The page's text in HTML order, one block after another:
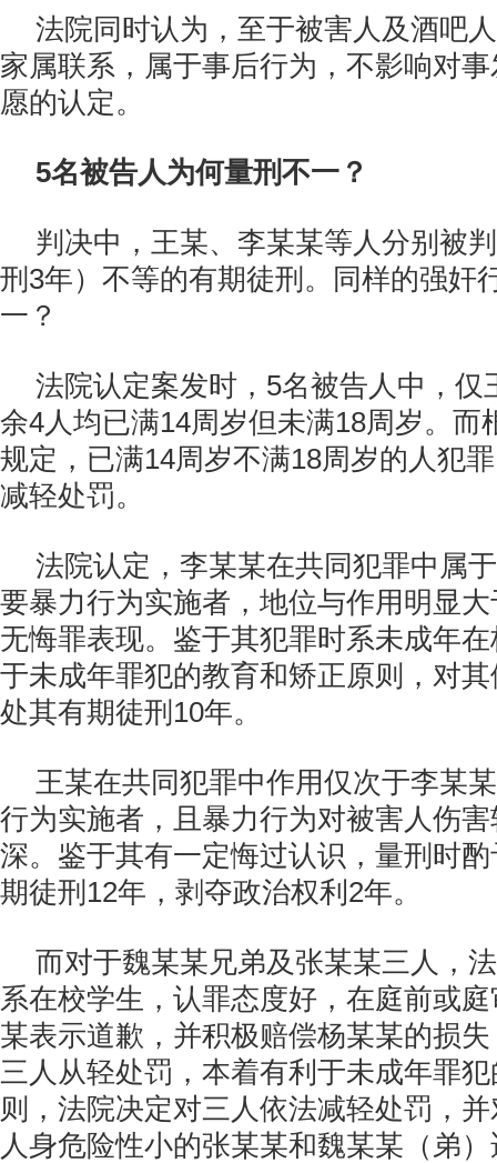
法院同时认为，至于被害人及酒吧
家属联系，属于事后行为，不影响对
愿的认定。
5名被告人为何量刑不一？
判决中，王某、李某某等人分别被
刑3年）不等的有期徒刑。同样的强奸
一？
法院认定案发时，5名被告人中，仅
余4人均已满14周岁但未满18周岁。而
规定，已满14周岁不满18周岁的人犯
减轻处罚。
法院认定，李某某在共同犯罪中属
要暴力行为实施者，地位与作用明显
无悔罪表现。鉴于其犯罪时系未成年
于未成年罪犯的教育和矫正原则，对
处其有期徒刑10年。
王某在共同犯罪中作用仅次于李某
行为实施者，且暴力行为对被害人伤
深。鉴于其有一定悔过认识，量刑时
期徒刑12年，剥夺政治权利2年。
而对于魏某某兄弟及张某某三人，
系在校学生，认罪态度好，在庭前或
某表示道歉，并积极赔偿杨某某的损
三人从轻处罚，本着有利于未成年罪
则，法院决定对三人依法减轻处罚，
人身危险性小的张某某和魏某某（弟